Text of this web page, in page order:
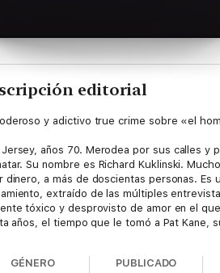
editorial
y adictivo true crime sobre «el
años 70. Merodea por sus calles y
Su nombre es Richard Kuklinski.
dinero, a más de doscientas personas.
extraído de las múltiples
tóxico y desprovisto de amor en el
años, el tiempo que le tomó a Pat Kane,
en Trenton, la Prisión Estatal de
GÉNERO PUBLICADO